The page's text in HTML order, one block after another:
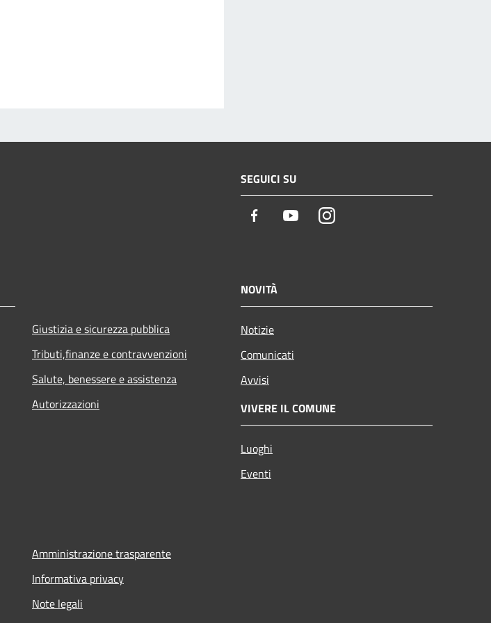
SEGUICI SU
Facebook YoutubeInstagram
Giustizia e sicurezza pubblica
Tributi,finanze e contravvenzioni
Salute, benessere e assistenza
Autorizzazioni
NOVITÀ
Notizie
Comunicati
Avvisi
VIVERE IL COMUNE
Luoghi
Eventi
Amministrazione trasparente
Informativa privacy
Note legali